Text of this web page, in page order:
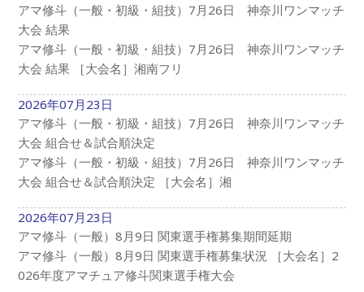
アマ修斗（一般・初級・組技）7月26日 神奈川ワンマッチ
大会 結果
アマ修斗（一般・初級・組技）7月26日 神奈川ワンマッチ
大会 結果 ［大会名］湘南フリ
2026年07月23日
アマ修斗（一般・初級・組技）7月26日 神奈川ワンマッチ
大会 組合せ＆試合順決定
アマ修斗（一般・初級・組技）7月26日 神奈川ワンマッチ
大会 組合せ＆試合順決定 ［大会名］湘
2026年07月23日
アマ修斗（一般）8月9日 関東選手権募集期間延期
アマ修斗（一般）8月9日 関東選手権募集状況 ［大会名］2
026年度アマチュア修斗関東選手権大会